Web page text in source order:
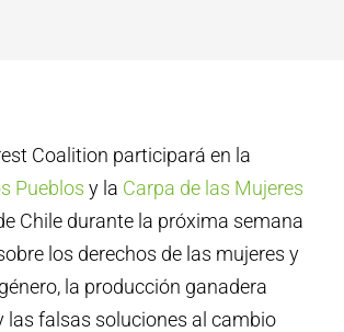
Coalition participará en la
Pueblos y la Carpa de las Mujeres
Chile durante la próxima semana
los derechos de las mujeres y
la producción ganadera
las falsas soluciones al cambio